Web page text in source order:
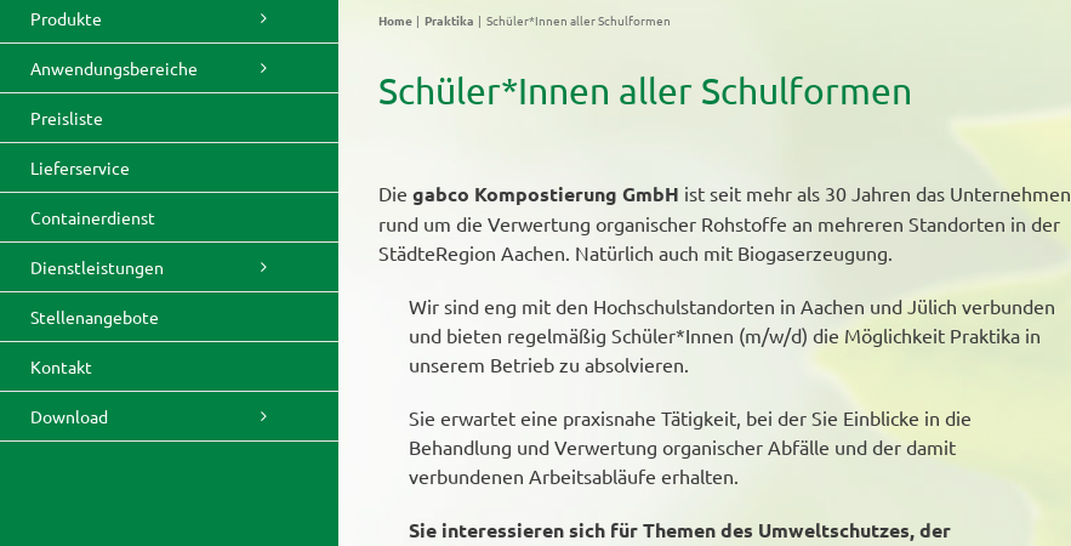
Produkte
Anwendungsbereiche
Preisliste
Lieferservice
Containerdienst
Dienstleistungen
Stellenangebote
Kontakt
Download
Home Praktika Schüler*Innen aller Schulformen
Schüler*Innen aller Schulformen
Die gabco Kompostierung GmbH ist seit mehr als 30 Jahren das Unternehmen
rund um die Verwertung organischer Rohstoffe an mehreren Standorten in der
StädteRegion Aachen. Natürlich auch mit Biogaserzeugung.
Wir sind eng mit den Hochschulstandorten in Aachen und Jülich verbunden
und bieten regelmäßig Schüler*Innen (m/w/d) die Möglichkeit Praktika in
unserem Betrieb zu absolvieren.
Sie erwartet eine praxisnahe Tätigkeit, bei der Sie Einblicke in die
Behandlung und Verwertung organischer Abfälle und der damit
verbundenen Arbeitsabläufe erhalten.
Sie interessieren sich für Themen des Umweltschutzes, der